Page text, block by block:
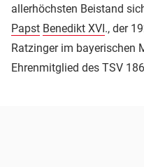
allerhöchsten Beistand
Papst Benedikt XVI., der
Ratzinger im bayerischen
Ehrenmitglied des TSV